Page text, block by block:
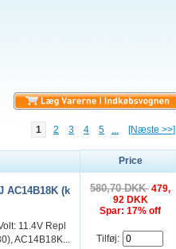
1 2 3 4 5 [Næste >>]
Price
AC14B18K (k
11.4V Repl
AC14B18K...
580,70 DKK 479,
92 DKK
Spar: 17% off
Tilføj: